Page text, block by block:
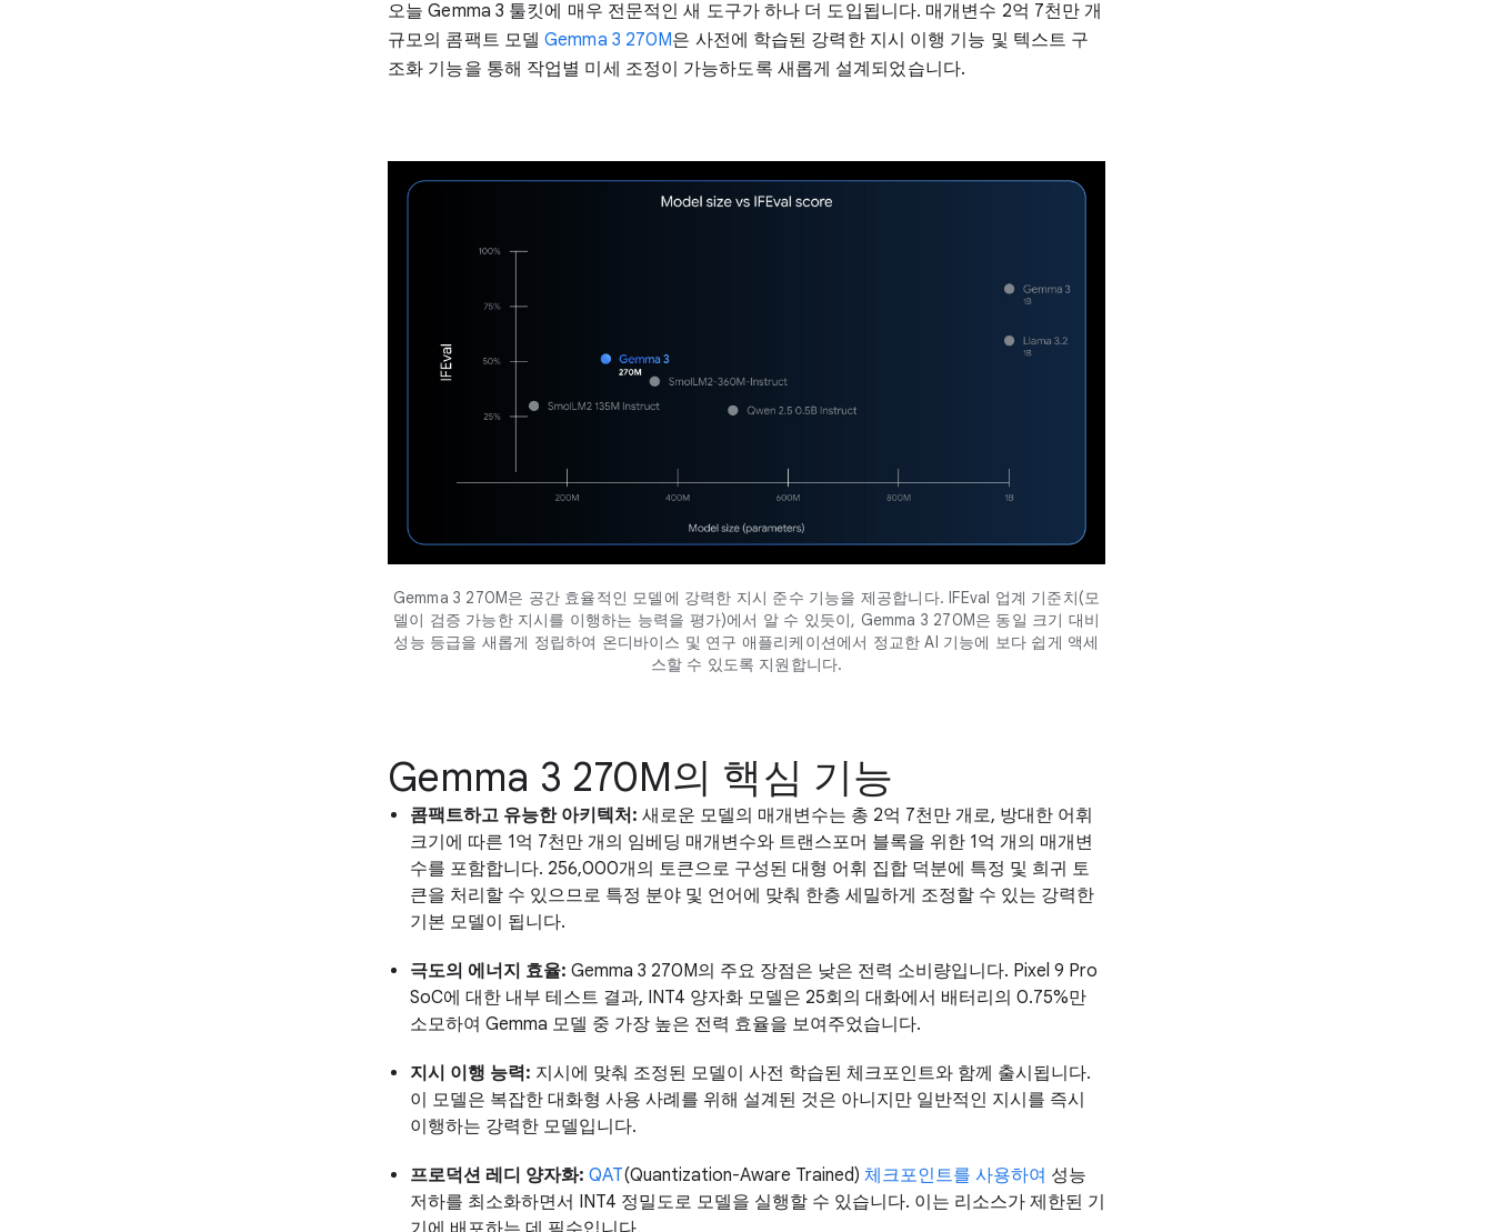
오늘 Gemma 3 툴킷에 매우 전문적인 새 도구가 하나 더 도입됩니다. 매개변수 2억 7천만 개
규모의 콤팩트 모델Gemma 3 270M은 사전에 학습된 강력한 지시 이행 기능 및 텍스트 구
조화 기능을 통해 작업별 미세 조정이 가능하도록 새롭게 설계되었습니다.
Gemma 3 270M은 공간 효율적인 모델에 강력한 지시 준수 기능을 제공합니다. IFEval 업계 기준치(모
델이 검증 가능한 지시를 이행하는 능력을 평가)에서 알 수 있듯이, Gemma 3 270M은 동일 크기 대비
성능 등급을 새롭게 정립하여 온디바이스 및 연구 애플리케이션에서 정교한 AI 기능에 보다 쉽게 액세
스할 수 있도록 지원합니다.
Gemma 3 270M의 핵심 기능
콤팩트하고 유능한 아키텍처: 새로운 모델의 매개변수는 총 2억 7천만 개로, 방대한 어휘
크기에 따른 1억 7천만 개의 임베딩 매개변수와 트랜스포머 블록을 위한 1억 개의 매개변
수를 포함합니다. 256,000개의 토큰으로 구성된 대형 어휘 집합 덕분에 특정 및 희귀 토
큰을 처리할 수 있으므로 특정 분야 및 언어에 맞춰 한층 세밀하게 조정할 수 있는 강력한
기본 모델이 됩니다.
극도의 에너지 효율: Gemma 3 270M의 주요 장점은 낮은 전력 소비량입니다. Pixel 9 Pro
SoC에 대한 내부 테스트 결과, INT4 양자화 모델은 25회의 대화에서 배터리의 0.75%만
소모하여 Gemma 모델 중 가장 높은 전력 효율을 보여주었습니다.
지시 이행 능력: 지시에 맞춰 조정된 모델이 사전 학습된 체크포인트와 함께 출시됩니다.
이 모델은 복잡한 대화형 사용 사례를 위해 설계된 것은 아니지만 일반적인 지시를 즉시
이행하는 강력한 모델입니다.
프로덕션 레디 양자화: QAT(Quantization-Aware Trained) 체크포인트를 사용하여 성능
저하를 최소화하면서 INT4 정밀도로 모델을 실행할 수 있습니다. 이는 리소스가 제한된 기